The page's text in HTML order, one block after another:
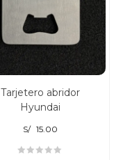
Tarjetero abridor
Hyundai
S/ 15.00